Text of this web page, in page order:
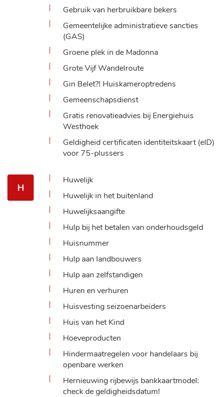
Gebruik van herbruikbare bekers
Gemeentelijke administratieve sancties
(GAS)
Groene plek in de Madonna
Grote Vijf Wandelroute
Gin Belet?! Huiskameroptredens
Gemeenschapsdienst
Gratis renovatieadvies bij Energiehuis
Westhoek
Geldigheid certificaten identiteitskaart (eID)
voor 75-plussers
H
Huwelijk
Huwelijk in het buitenland
Huwelijksaangifte
Hulp bij het betalen van onderhoudsgeld
Huisnummer
Hulp aan landbouwers
Hulp aan zelfstandigen
Huren en verhuren
Huisvesting seizoenarbeiders
Huis van het Kind
Hoeveproducten
Hindermaatregelen voor handelaars bij
openbare werken
Hernieuwing rijbewijs bankkaartmodel:
check de geldigheidsdatum!